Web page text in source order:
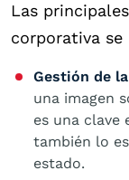
Las
corporativa
Gestión de
una imagen
es una clave
también lo
estado.